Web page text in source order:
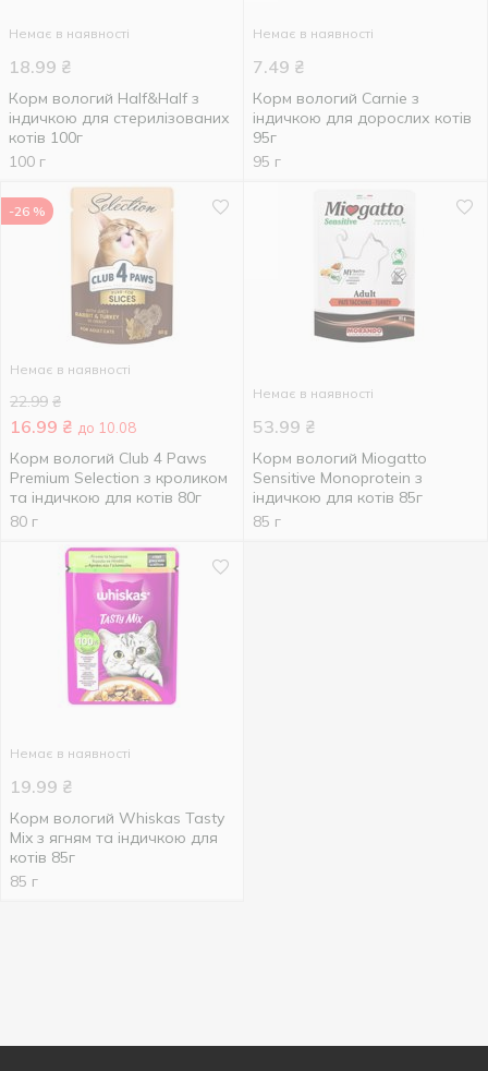
Немає в наявності
18.99 ₴
Корм вологий Half&Half з
індичкою для стерилізованих
котів 100г
100 г
Немає в наявності
7.49 ₴
Корм вологий Carnie з
індичкою для дорослих котів
95г
95 г
-26 %
Немає в наявності
22.99 ₴
16.99 ₴ до 10.08
Корм вологий Club 4 Paws
Premium Selection з кроликом
та індичкою для котів 80г
80 г
Немає в наявності
53.99 ₴
Корм вологий Miogatto
Sensitive Monoprotein з
індичкою для котів 85г
85 г
Немає в наявності
19.99 ₴
Корм вологий Whiskas Tasty
Mix з ягням та індичкою для
котiв 85г
85 г